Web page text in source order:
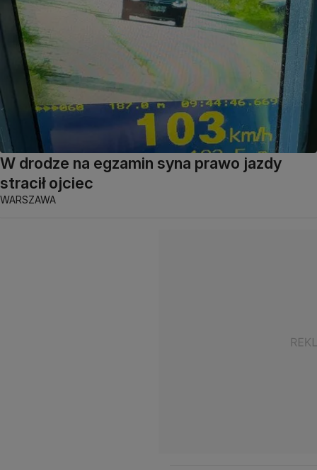
W drodze na egzamin syna prawo jazdy
stracił ojciec
WARSZAWA